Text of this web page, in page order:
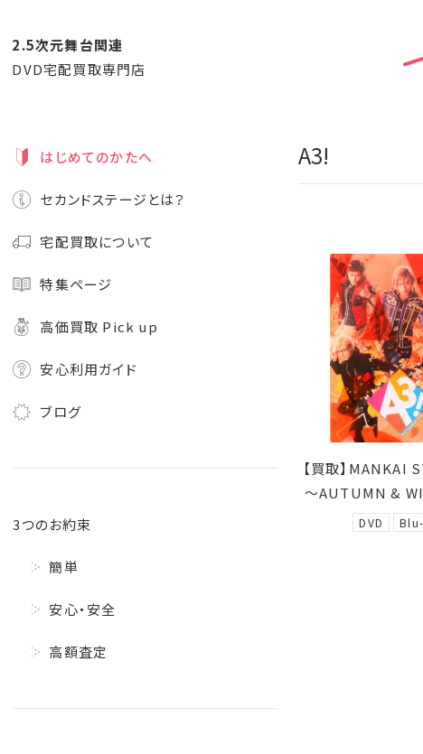
2.5次元舞台関連
DVD宅配買取専門店
A3!
【買取】MANKAI
～AUTUMN &
DVD
はじめてのかたへ
セカンドステージとは？
宅配買取について
特集ページ
高価買取 Pick up
安心利用ガイド
ブログ
3つのお約束
簡単
安心・安全
高額査定